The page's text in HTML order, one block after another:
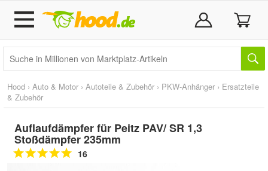
Hood › Auto & Motor › Autoteile & Zubehör › PKW-Anhänger › Ersatzteile
& Zubehör
Auflaufdämpfer für Peitz PAV/ SR 1,3
Stoßdämpfer 235mm
16